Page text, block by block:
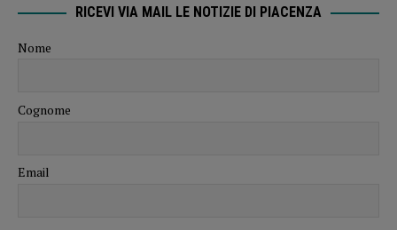
RICEVI VIA MAIL LE NOTIZIE DI PIACENZA
Nome
Cognome
Email